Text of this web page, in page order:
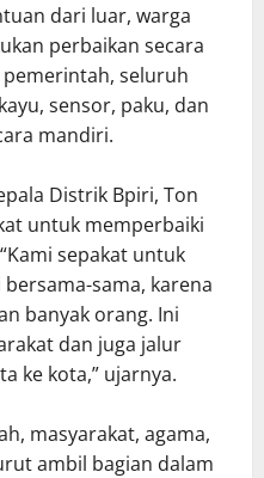
dari luar, warga
perbaikan secara
pemerintah, seluruh
sensor, paku, dan
mandiri.
Distrik Bpiri, Ton
untuk memperbaiki
sepakat untuk
sama, karena
banyak orang. Ini
dan juga jalur
ke kota,” ujarnya.
masyarakat, agama,
ambil bagian dalam